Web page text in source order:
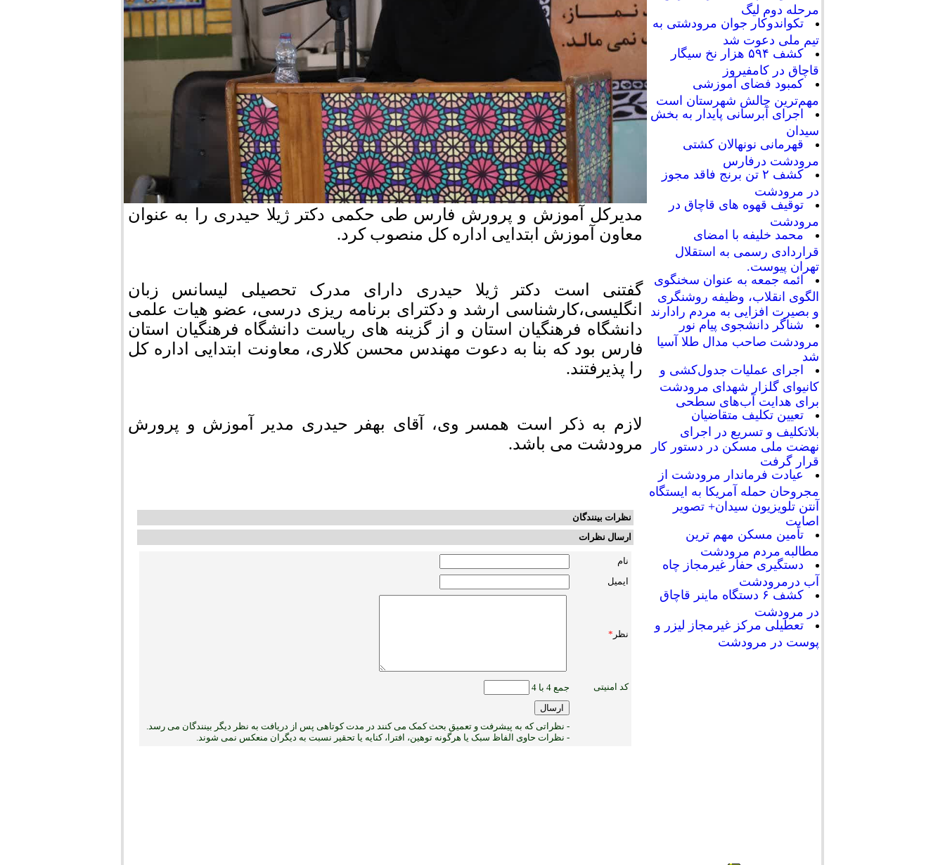
مرحله دوم لیگ
تکواندوکار جوان مرودشتی به
تیم ملی دعوت شد
کشف ۵۹۴ هزار نخ سیگار
قاچاق در کامفیروز
کمبود فضای آموزشی
مهم‌ترین چالش شهرستان است
اجرای آبرسانی پایدار به بخش
سیدان
قهرمانی نونهالان کشتی
مرودشت درفارس
کشف ۲ تن برنج فاقد مجوز
در مرودشت
توقیف قهوه های قاچاق در
مرودشت
محمد خلیفه با امضای
قراردادی رسمی به استقلال
تهران پیوست.
ائمه جمعه به عنوان سخنگوی
الگوی انقلاب، وظیفه روشنگری
و بصیرت افزایی به مردم رادارند
شناگر دانشجوی پیام نور
مرودشت صاحب مدال طلا آسیا
شد
اجرای عملیات جدول‌کشی و
کانیوای گلزار شهدای مرودشت
برای هدایت آب‌های سطحی
تعیین تکلیف متقاضیان
بلاتکلیف و تسریع در اجرای
نهضت ملی مسکن در دستور کار
قرار گرفت
عیادت فرماندار مرودشت از
مجروحان حمله آمریکا به ایستگاه
آنتن تلویزیون سیدان+ تصویر
اصابت
تأمین مسکن مهم ترین
مطالبه مردم مرودشت
دستگیری حفار غیرمجاز چاه
آب درمرودشت
کشف ۶ دستگاه ماینر قاچاق
در مرودشت
تعطیلی مرکز غیرمجاز لیزر و
پوست در مرودشت
مدیرکل آموزش و پرورش فارس طی حکمی دکتر ژیلا حیدری را به عنوان
معاون آموزش ابتدایی اداره کل منصوب کرد.
گفتنی است دکتر ژیلا حیدری دارای مدرک تحصیلی لیسانس زبان
انگلیسی،کارشناسی ارشد و دکترای برنامه ریزی درسی، عضو هیات علمی
دانشگاه فرهنگيان استان و از گزینه های ریاست دانشگاه فرهنگيان استان
فارس بود که بنا به دعوت مهندس محسن کلاری، معاونت ابتدایی اداره کل
را پذیرفتند.
لازم به ذکر است همسر وی، آقای بهفر حیدری مدیر آموزش و پرورش
مرودشت می باشد.
نظرات بینندگان
ارسال نظرات
نام
ایمیل
نظر *
کد امنیتی جمع 4 با 4
- نظراتی که به پیشرفت و تعمیق بحث کمک می کنند در مدت کوتاهی پس از دریافت به نظر دیگر بینندگان می رسد.
- نظرات حاوی الفاظ سبک یا هرگونه توهین، افترا، کنایه یا تحقیر نسبت به دیگران منعکس نمی ‏شوند.